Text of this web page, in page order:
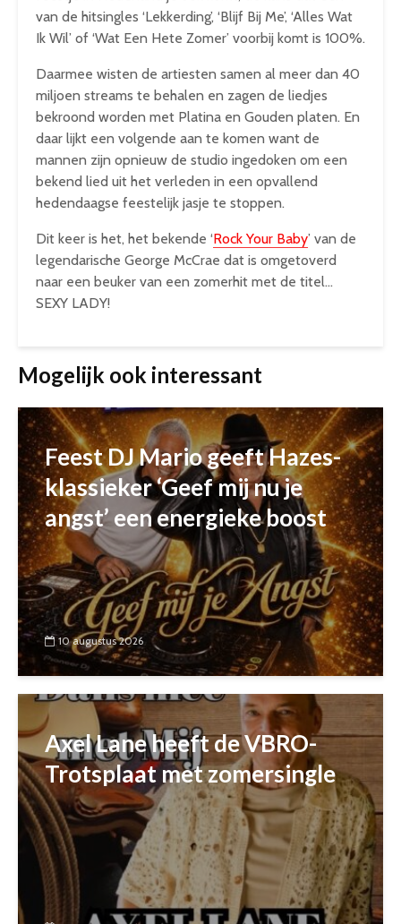
van de hitsingles ‘Lekkerding’, ‘Blijf Bij Me’, ‘Alles Wat
Ik Wil’ of ‘Wat Een Hete Zomer’ voorbij komt is 100%.
Daarmee wisten de artiesten samen al meer dan 40
miljoen streams te behalen en zagen de liedjes
bekroond worden met Platina en Gouden platen. En
daar lijkt een volgende aan te komen want de
mannen zijn opnieuw de studio ingedoken om een
bekend lied uit het verleden in een opvallend
hedendaagse feestelijk jasje te stoppen.
Dit keer is het, het bekende ‘Rock Your Baby’ van de
legendarische George McCrae dat is omgetoverd
naar een beuker van een zomerhit met de titel…
SEXY LADY!
Mogelijk ook interessant
Feest DJ Mario geeft Hazes-
klassieker ‘Geef mij nu je
angst’ een energieke boost
10 augustus 2026
Axel Lane heeft de VBRO-
Trotsplaat met zomersingle